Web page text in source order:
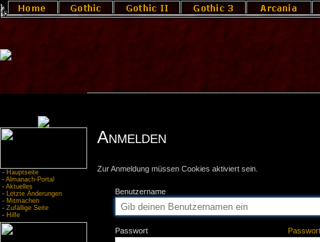
- Hauptseite
- Almanach-Portal
- Aktuelles
- Letzte Änderungen
- Mitmachen
- Zufällige Seite
- Hilfe
Anmelden
Zur Anmeldung müssen Cookies aktiviert sein.
Benutzername
Passwort